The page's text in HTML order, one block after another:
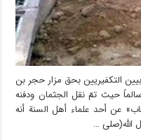
التكفيريين بحق مزار حجر بن
حيث تمّ نقل الجثمان ودفنه
عن أحد علماء أهل السنة أنه
الله(صلى …